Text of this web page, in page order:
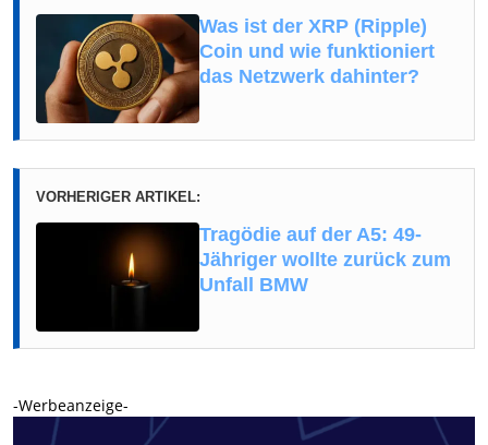
Was ist der XRP (Ripple)
Coin und wie funktioniert
das Netzwerk dahinter?
VORHERIGER ARTIKEL:
Tragödie auf der A5: 49-
Jähriger wollte zurück zum
Unfall BMW
-Werbeanzeige-